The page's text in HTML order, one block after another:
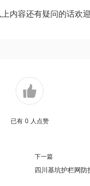
内容还有疑问的话欢
已有 0 人点赞
下一篇
四川基坑护栏网